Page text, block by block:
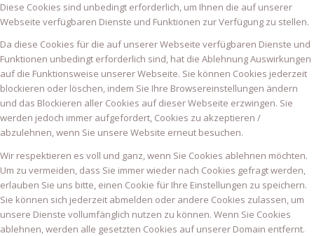
Diese Cookies sind unbedingt erforderlich, um Ihnen die auf unserer
Webseite verfügbaren Dienste und Funktionen zur Verfügung zu stellen.
Da diese Cookies für die auf unserer Webseite verfügbaren Dienste und
Funktionen unbedingt erforderlich sind, hat die Ablehnung Auswirkungen
auf die Funktionsweise unserer Webseite. Sie können Cookies jederzeit
blockieren oder löschen, indem Sie Ihre Browsereinstellungen ändern
und das Blockieren aller Cookies auf dieser Webseite erzwingen. Sie
werden jedoch immer aufgefordert, Cookies zu akzeptieren /
abzulehnen, wenn Sie unsere Website erneut besuchen.
Wir respektieren es voll und ganz, wenn Sie Cookies ablehnen möchten.
Um zu vermeiden, dass Sie immer wieder nach Cookies gefragt werden,
erlauben Sie uns bitte, einen Cookie für Ihre Einstellungen zu speichern.
Sie können sich jederzeit abmelden oder andere Cookies zulassen, um
unsere Dienste vollumfänglich nutzen zu können. Wenn Sie Cookies
ablehnen, werden alle gesetzten Cookies auf unserer Domain entfernt.